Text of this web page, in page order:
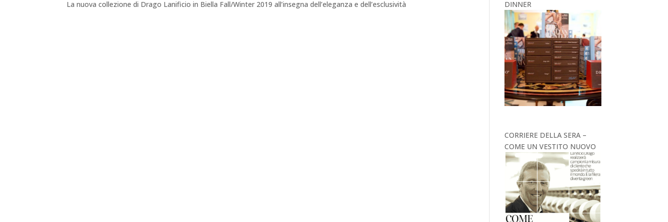
La nuova collezione di Drago Lanificio in Biella Fall/Winter 2019 all’insegna dell’eleganza e dell’esclusività DINNER
CORRIERE DELLA SERA –
COME UN VESTITO NUOVO